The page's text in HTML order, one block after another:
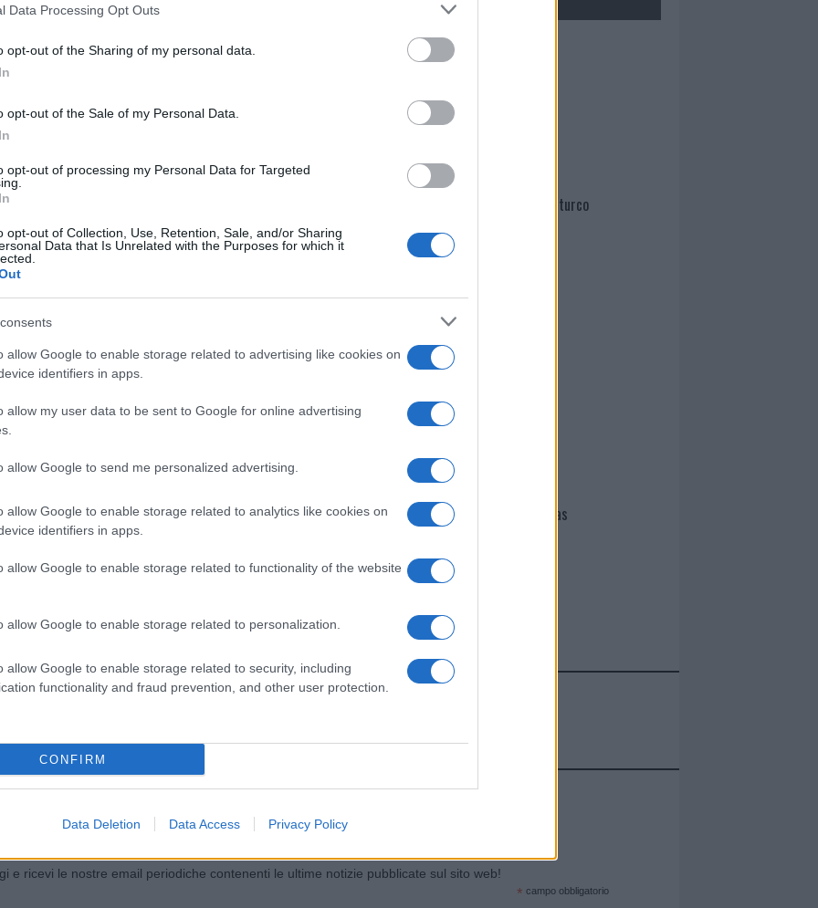
Data Processing Opt Outs
opt-out of the Sharing of my personal data.
opt-out of the Sale of my Personal Data.
opt-out of processing my Personal Data for Targeted
opt-out of Collection, Use, Retention, Sale, and/or Sharing
Data that Is Unrelated with the Purposes for which it
allow Google to enable storage related to advertising like cookies on
identifiers in apps.
allow my user data to be sent to Google for online advertising
allow Google to send me personalized advertising.
allow Google to enable storage related to analytics like cookies on
identifiers in apps.
allow Google to enable storage related to functionality of the website
allow Google to enable storage related to personalization.
allow Google to enable storage related to security, including
functionality and fraud prevention, and other user protection.
CONFIRM
Data Deletion Data Access Privacy Policy
nella sezione
Bollettino Covid Sardegna
Contagi Sardegna
i tuoi video e le tue foto
+39 345 356 7512
di GalluraOggi.it
news da
Mario Malu
Paolo Pinna
Martina Agostina Diturco
I nostri cari
Giovannimaria Cabras
e ricevi le nostre email periodiche contenenti le ultime notizie pubblicate sul sito web!
* campo obbligatorio